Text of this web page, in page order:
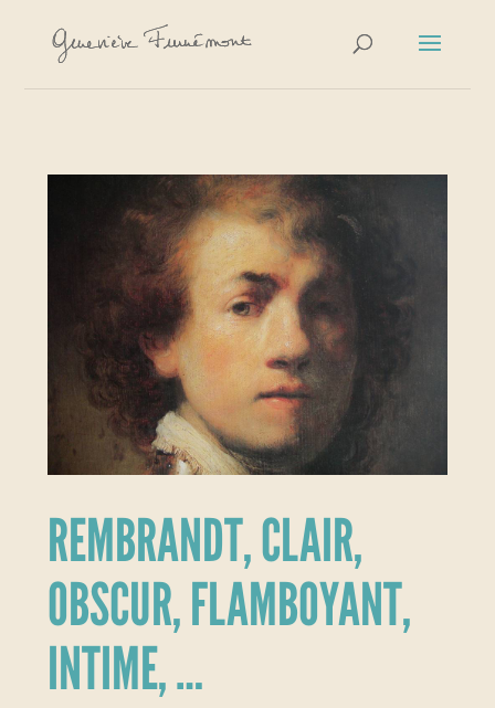
REMBRANDT, CLAIR,
OBSCUR, FLAMBOYANT,
INTIME, …